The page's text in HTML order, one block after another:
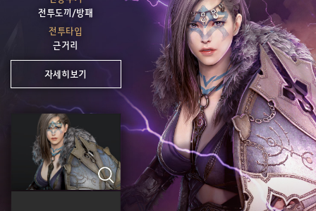
전투도끼/방패
전투타입
근거리
자세히보기